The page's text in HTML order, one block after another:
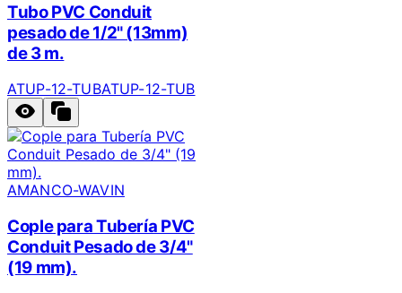
Tubo PVC Conduit
pesado de 1/2" (13mm)
de 3 m.
ATUP-12-TUBATUP-12-TUB
AMANCO-WAVIN
Cople para Tubería PVC
Conduit Pesado de 3/4"
(19 mm).